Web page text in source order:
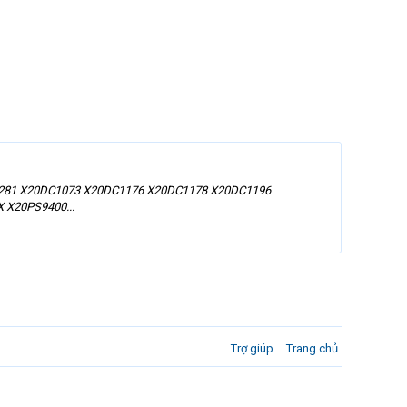
X20DC1073 X20DC1176 X20DC1178 X20DC1196
X20PS9400...
Trợ giúp Trang chủ